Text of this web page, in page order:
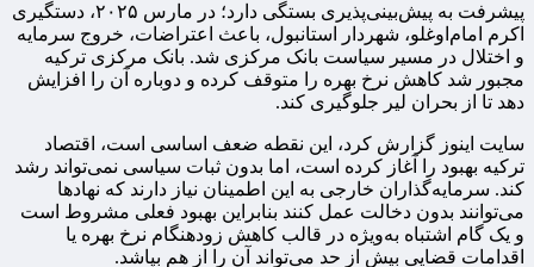
پیشرفت به پیش‌بینی‌پذیری بستگی دارد؛ در مارس ۲۰۲۵، دستگیری
اکرم امام‌اوغلو، شهردار استانبول، باعث اعتراضات، خروج سرمایه
و اختلال در مسیر سیاست بانک مرکزی شد. بانک مرکزی ترکیه
مجبور شد کاهش نرخ بهره را متوقف کرده و دوباره آن را افزایش
دهد تا از بحران لیر جلوگیری کند.
سایت اینوز گزارش کرد، این نقطه ضعف اساسی است، اقتصاد
ترکیه بهبود را آغاز کرده است، اما بدون ثبات سیاسی نمی‌تواند رشد
کند. سرمایه‌گذاران خارجی به این اطمینان نیاز دارند که نهادها
می‌توانند بدون دخالت عمل کنند بنابراین بهبود فعلی مشروط است
و یک گام اشتباه به‌ویژه در قالب کاهش زودهنگام نرخ بهره یا
اقدامات قضایی بیش از حد می‌تواند آن را از هم بپاشد.